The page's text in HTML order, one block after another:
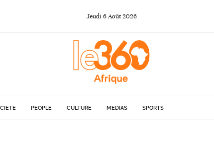
Jeudi 6Août 2026
PEOPLE CULTURE MÉDIAS SPORTS